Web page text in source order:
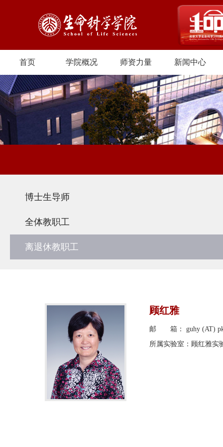
首页 学院概况 师资力量 新闻中心
博士生导师
全体教职工
离退休教职工
顾红雅
邮 箱： guhy (AT)
所属实验室：顾红雅实